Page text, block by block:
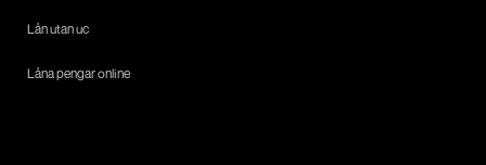
Lån utan uc
Låna pengar online